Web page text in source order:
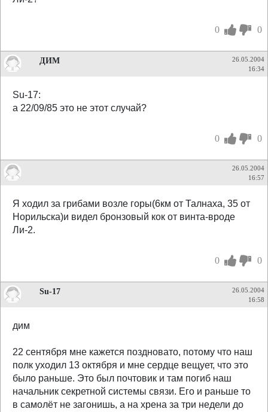
0 0
ДИМ
26.05.2004
16:34
Su-17:
а 22/09/85 это не этот случай?
0 0
26.05.2004
16:57
Я ходил за грибами возле горы(6км от Талнаха, 35 от
Норильска)и видел бронзовый кок от винта-вроде
Ли-2.
0 0
Su-17
26.05.2004
16:58
дим
22 сентября мне кажется поздновато, потому что наш
полк уходил 13 октября и мне сердце вещует, что это
было раньше. Это был почтовик и там погиб наш
начальник секретной системы связи. Его и раньше то
в самолёт не загонишь, а на хрена за три недели до